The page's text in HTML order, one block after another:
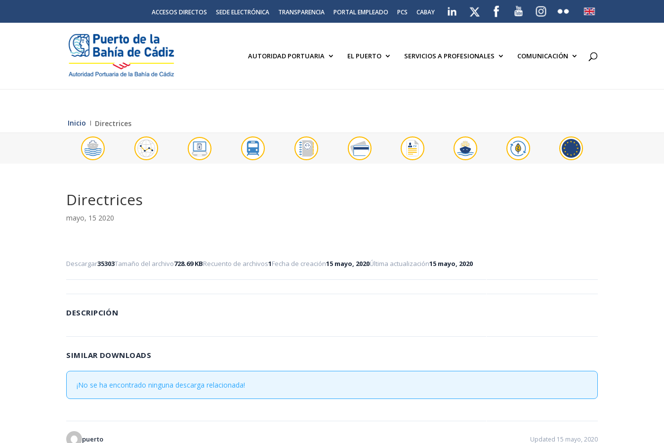
ACCESOS DIRECTOS SEDE ELECTRÓNICA TRANSPARENCIA PORTAL EMPLEADO PCS CABAY
AUTORIDAD PORTUARIA EL PUERTO SERVICIOS A PROFESIONALES COMUNICACIÓN
Inicio Ι Directrices
Directrices
mayo, 15 2020
Descargar35303Tamaño del archivo728.69 KBRecuento de archivos1Fecha de creación15 mayo, 2020Última actualización15 mayo, 2020
DESCRIPCIÓN
SIMILAR DOWNLOADS
¡No se ha encontrado ninguna descarga relacionada!
puerto Updated 15 mayo, 2020